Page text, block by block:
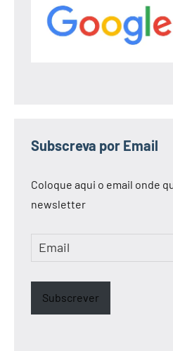
Subscreva por Email
Coloque aqui o email onde
newsletter
Email
Subscrever